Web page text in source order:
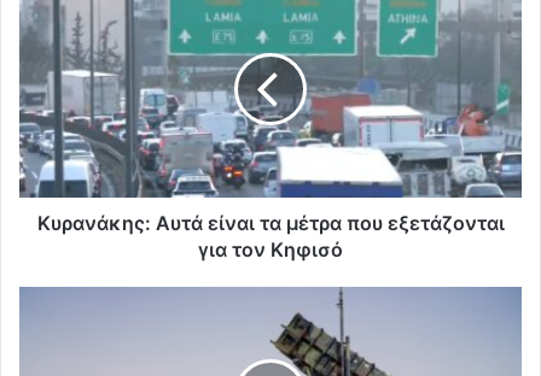
Κυρανάκης: Αυτά είναι τα μέτρα που εξετάζονται
για τον Κηφισό